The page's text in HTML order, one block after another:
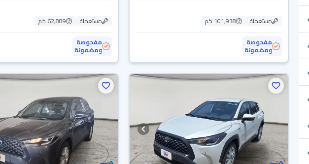
مستعملة
101,938 كم
مفحوصة
ومضمونة
مستعملة
62,889 كم
مفحوصة
ومضمونة